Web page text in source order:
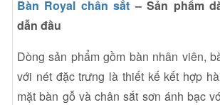
Bàn Royal chân sắt – Sản phẩm
dẫn đầu
Dòng sản phẩm gồm bàn nhân viên,
với nét đặc trưng là thiết kế kết hợp
mặt bàn gỗ và chân sắt sơn ánh bạc